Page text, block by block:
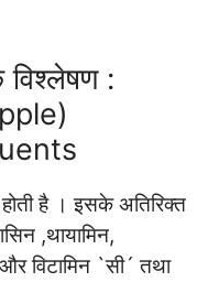
विश्लेषण :
है । इसके अतिरिक्त
,थायामिन,
विटामिन `सी´ तथा